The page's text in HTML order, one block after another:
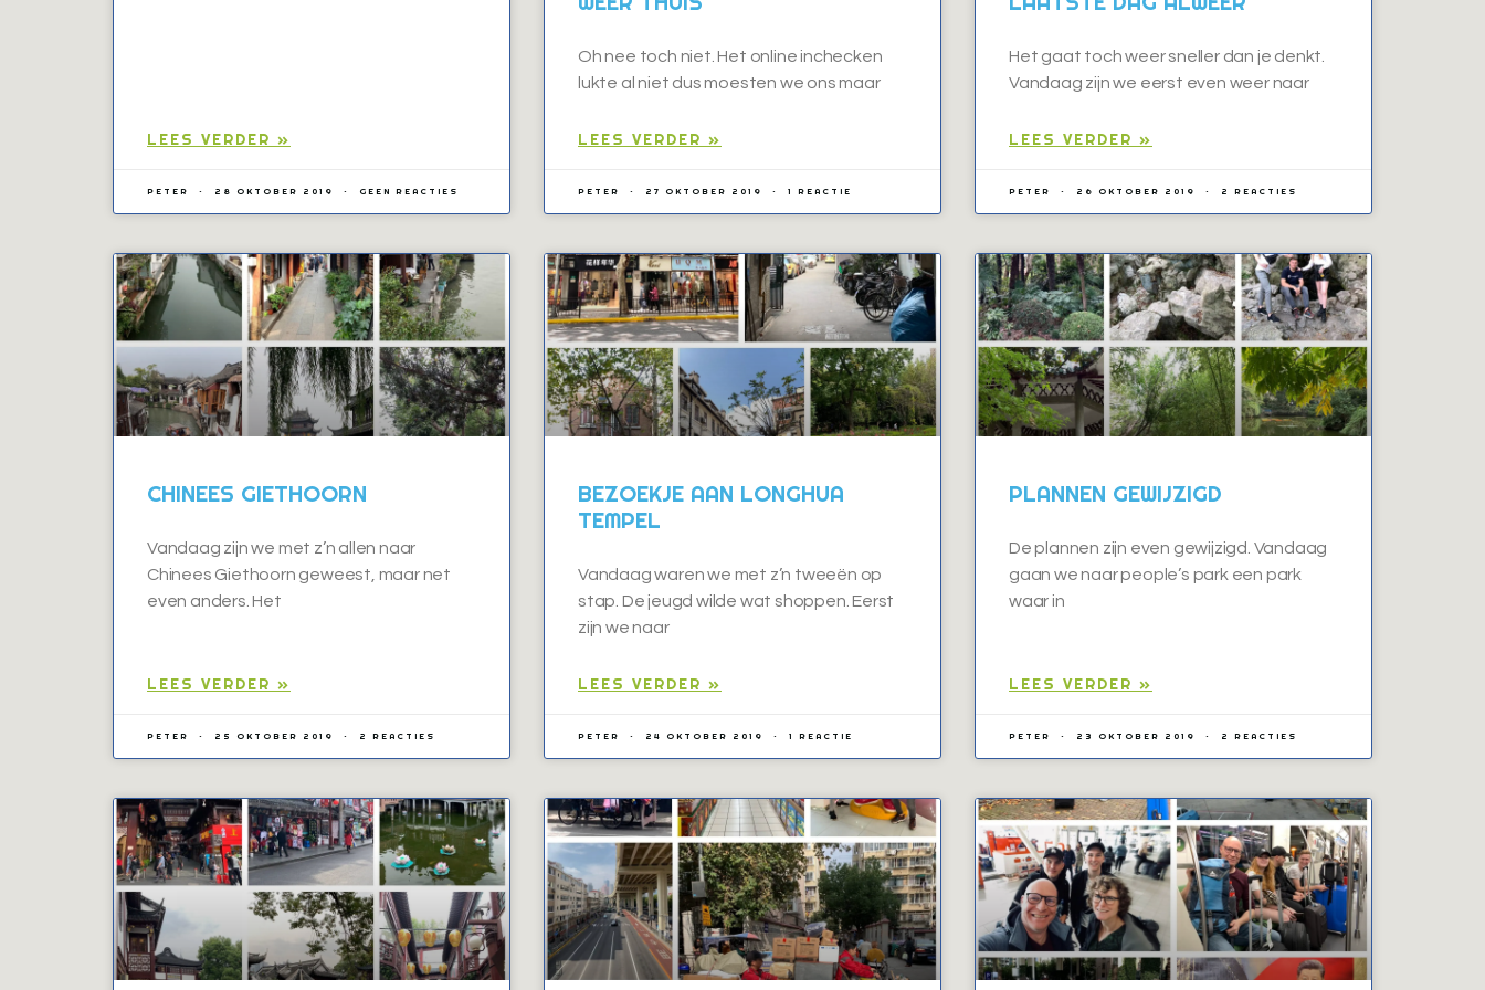
LEES VERDER »
PETER 28 OKTOBER 2019 GEEN REACTIES
Oh nee toch niet. Het online inchecken
lukte al niet dus moesten we ons maar
LEES VERDER »
PETER 27 OKTOBER 2019 1 REACTIE
Het gaat toch weer sneller dan je denkt.
Vandaag zijn we eerst even weer naar
LEES VERDER »
PETER 26 OKTOBER 2019 2 REACTIES
CHINEES GIETHOORN
Vandaag zijn we met z’n allen naar
Chinees Giethoorn geweest, maar net
even anders. Het
LEES VERDER »
PETER 25 OKTOBER 2019 2 REACTIES
BEZOEKJE AAN LONGHUA
TEMPEL
Vandaag waren we met z’n tweeën op
stap. De jeugd wilde wat shoppen. Eerst
zijn we naar
LEES VERDER »
PETER 24 OKTOBER 2019 1 REACTIE
PLANNEN GEWIJZIGD
De plannen zijn even gewijzigd. Vandaag
gaan we naar people’s park een park
waar in
LEES VERDER »
PETER 23 OKTOBER 2019 2 REACTIES